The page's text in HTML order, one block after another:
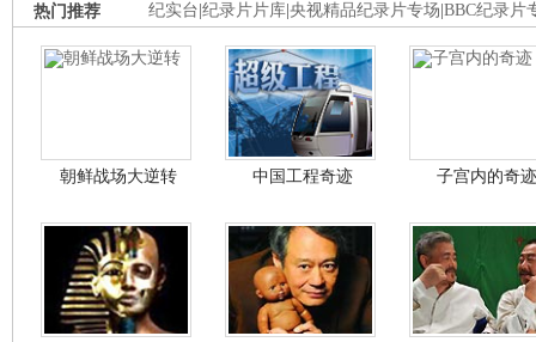
纪实台 纪录片片库 央视精品纪录片专场 BBC纪录片
热门推荐
朝鲜战场大逆转 中国工程奇迹 子宫内的奇迹